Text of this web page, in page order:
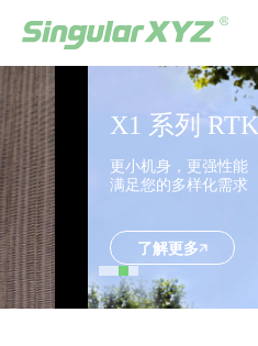
X1 系列RTK 接收机
更小机身，更强性能
满足您的多样化需求
了解更多